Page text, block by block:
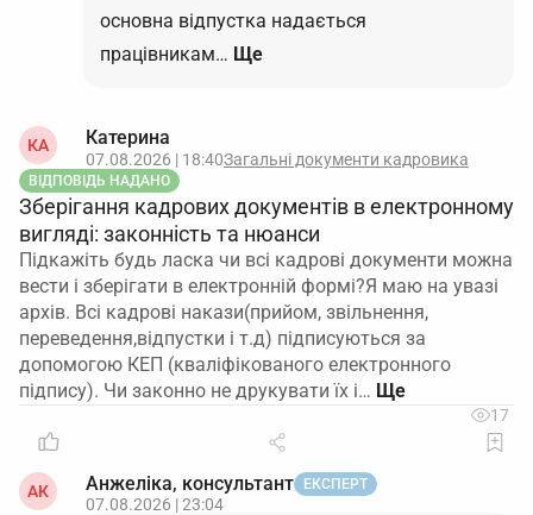
основна відпустка надається
працівникам… Ще
КА Катерина
07.08.2026 | 18:40Загальні документи кадровика
ВІДПОВІДЬ НАДАНО
Зберігання кадрових документів в електронному
вигляді: законність та нюанси
Підкажіть будь ласка чи всі кадрові документи можна
вести і зберігати в електронній формі?Я маю на увазі
архів. Всі кадрові накази(прийом, звільнення,
переведення,відпустки і т.д) підписуються за
допомогою КЕП (кваліфікованого електронного
підпису). Чи законно не друкувати їх і…
17
АК Анжеліка, консультант ЕКСПЕРТ
07.08.2026 | 23:04